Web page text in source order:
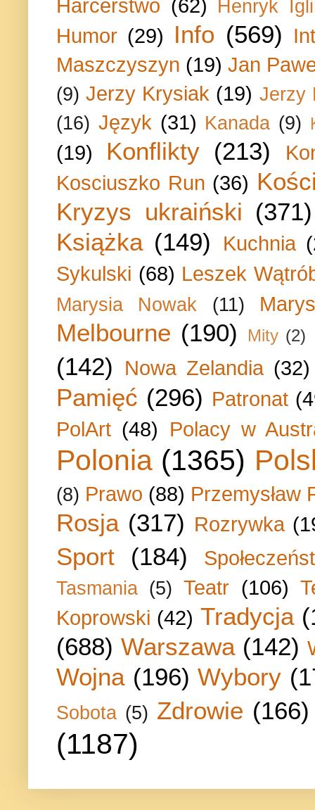
Harcerstwo (62) Henryk
Humor (29) Info (569)
Maszczyszyn (19) Jan
(9) Jerzy Krysiak (19) Jerzy
(16) Język (31) Kanada (9)
(19) Konflikty (213)
Kosciuszko Run (36)
Kryzys ukraiński (371)
Książka (149) Kuchnia
Sykulski (68) Leszek
Marysia Nowak (11)
Melbourne (190) Mity (2)
(142) Nowa Zelandia (32)
Pamięć (296) Patronat
PolArt (48) Polacy w
Polonia (1365)
(8) Prawo (88) Przemysław
Rosja (317) Rozrywka
Sport (184)
Tasmania (5) Teatr (106)
Koprowski (42) Tradycja
(688) Warszawa (142)
Wojna (196) Wybory
Sobota (5) Zdrowie (166)
(1187)